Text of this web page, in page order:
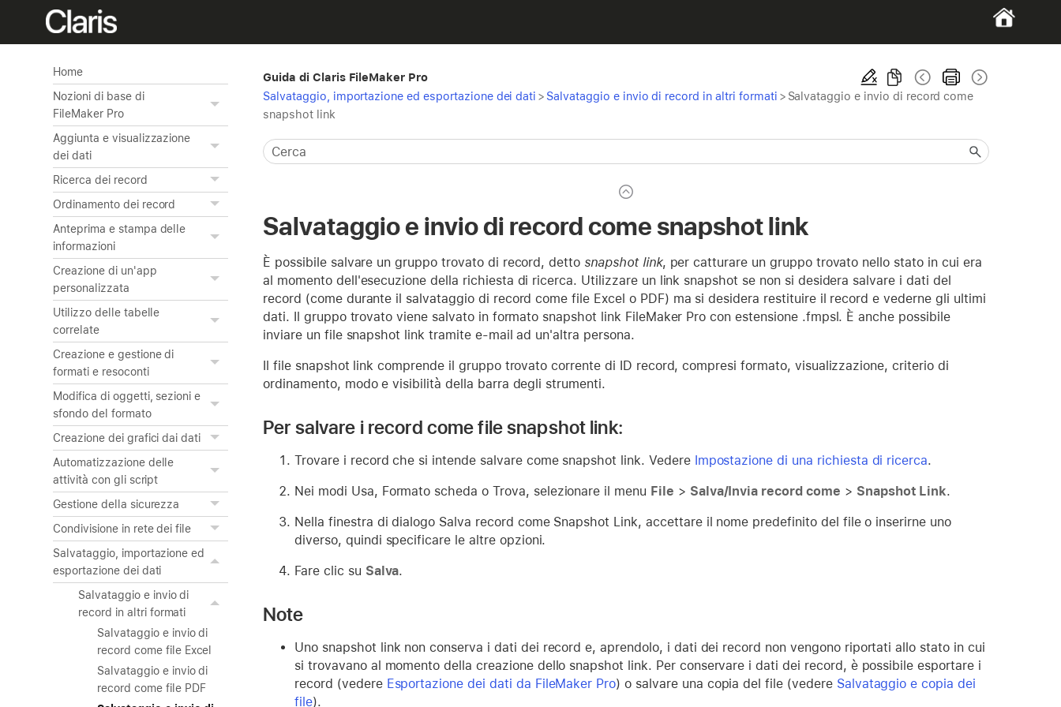
Home
Nozioni di base di
FileMaker Pro
Aggiunta e visualizzazione
dei dati
Ricerca dei record
Ordinamento dei record
Anteprima e stampa delle
informazioni
Creazione di un'app
personalizzata
Utilizzo delle tabelle
correlate
Creazione e gestione di
formati e resoconti
Modifica di oggetti, sezioni e
sfondo del formato
Creazione dei grafici dai dati
Automatizzazione delle
attività con gli script
Gestione della sicurezza
Condivisione in rete dei file
Salvataggio, importazione ed
esportazione dei dati
Salvataggio e invio di
record in altri formati
Salvataggio e invio di
record come file Excel
Salvataggio e invio di
record come file PDF
Guida di Claris FileMaker Pro
Salvataggio, importazione ed esportazione dei dati > Salvataggio e invio di record in altri formati > Salvataggio e invio di record come
snapshot link
Salvataggio e invio di record come snapshot link
È possibile salvare un gruppo trovato di record, detto snapshot link, per catturare un gruppo trovato nello stato in cui era
al momento dell'esecuzione della richiesta di ricerca. Utilizzare un link snapshot se non si desidera salvare i dati del
record (come durante il salvataggio di record come file Excel o PDF) ma si desidera restituire il record e vederne gli ultimi
dati. Il gruppo trovato viene salvato in formato snapshot link FileMaker Pro con estensione .fmpsl. È anche possibile
inviare un file snapshot link tramite e-mail ad un'altra persona.
Il file snapshot link comprende il gruppo trovato corrente di ID record, compresi formato, visualizzazione, criterio di
ordinamento, modo e visibilità della barra degli strumenti.
Per salvare i record come file snapshot link:
Trovare i record che si intende salvare come snapshot link. Vedere Impostazione di una richiesta di ricerca.
Nei modi Usa, Formato scheda o Trova, selezionare il menu File > Salva/Invia record come > Snapshot Link.
Nella finestra di dialogo Salva record come Snapshot Link, accettare il nome predefinito del file o inserirne uno
diverso, quindi specificare le altre opzioni.
Fare clic su Salva.
Note
Uno snapshot link non conserva i dati dei record e, aprendolo, i dati dei record non vengono riportati allo stato in cui
si trovavano al momento della creazione dello snapshot link. Per conservare i dati dei record, è possibile esportare i
record (vedere Esportazione dei dati da FileMaker Pro) o salvare una copia del file (vedere Salvataggio e copia dei
file).